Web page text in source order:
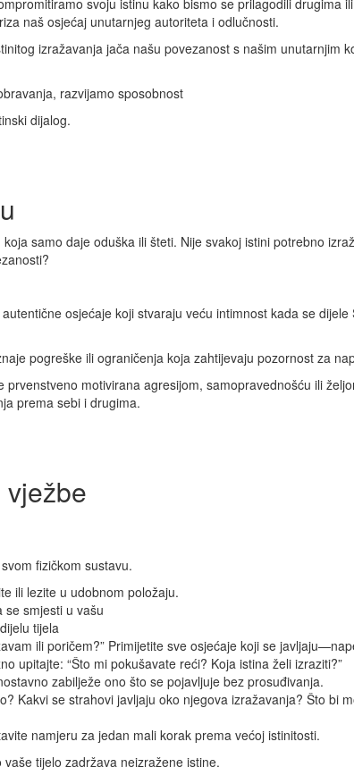
svoju istinu kako bismo se prilagodili drugima
naš osjećaj unutarnjeg autoriteta i odlučnosti.
izražavanja jača našu povezanost s našim unutarnjim
razvijamo sposobnost
dijalog.
samo daje oduška ili šteti. Nije svakoj istini potrebno
osjećaje koji stvaraju veću intimnost kada se
pogreške ili ograničenja koja zahtijevaju pozornost za
motivirana agresijom, samopravednošću ili
prema sebi i drugima.
fizičkom sustavu.
ili lezite u udobnom položaju.
se smjesti u vašu
tijela
ili poričem?” Primijetite sve osjećaje koji se
upitajte: “Što mi pokušavate reći? Koja istina želi izraziti?”
zabilježe ono što se pojavljuje bez prosuđivanja.
Kakvi se strahovi javljaju oko njegova izražavanja? Što bi
namjeru za jedan mali korak prema većoj istinitosti.
tijelo zadržava neizražene istine.